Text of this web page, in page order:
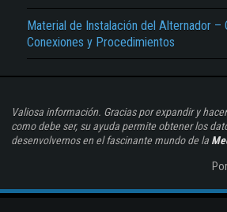
Material de Instalación del Alternador –
Conexiones y Procedimientos
Valiosa información. Gracias por expandir y
como debe ser, su ayuda permite obtener los
desenvolvernos en el fascinante mundo de la